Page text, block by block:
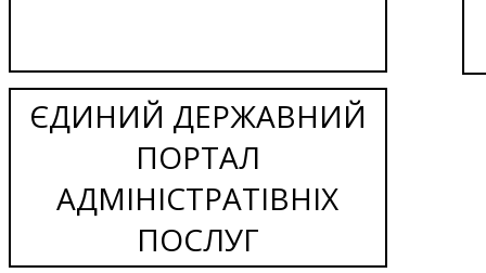
ЄДИНИЙ ДЕРЖАВНИЙ
ПОРТАЛ
АДМІНІСТРАТІВНІХ
ПОСЛУГ